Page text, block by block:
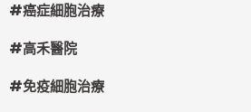
#癌症細胞治療
#高禾醫院
#免疫細胞治療